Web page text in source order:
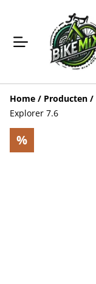
Home / Producten /
Explorer 7.6
%